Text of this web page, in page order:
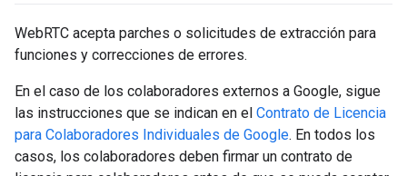
WebRTC acepta parches o solicitudes de extracción para
funciones y correcciones de errores.
En el caso de los colaboradores externos a Google, sigue
las instrucciones que se indican en el Contrato de Licencia
para Colaboradores Individuales de Google. En todos los
casos, los colaboradores deben firmar un contrato de